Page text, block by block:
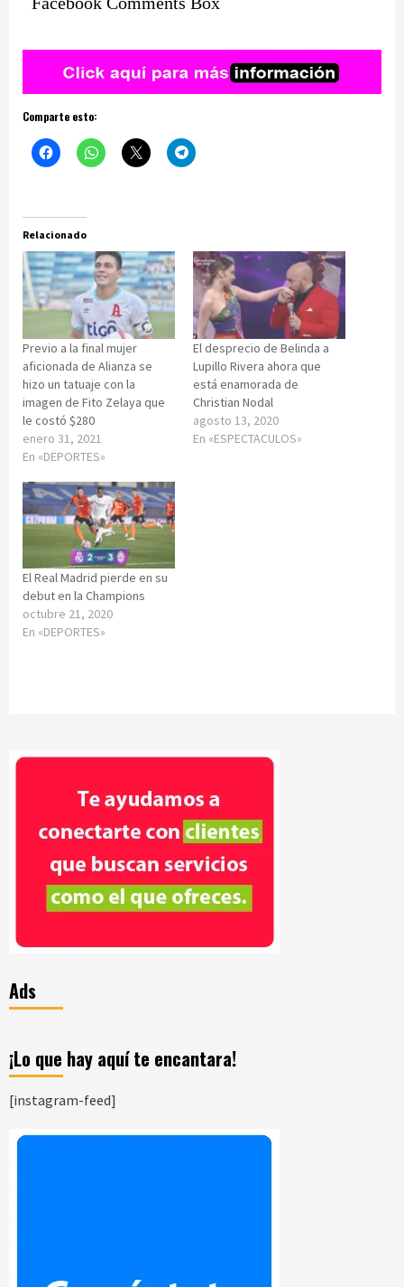
Comparte esto:
Relacionado
Previo a la final mujer
aficionada de Alianza se
hizo un tatuaje con la
imagen de Fito Zelaya que
le costó $280
enero 31, 2021
En «DEPORTES»
El desprecio de Belinda a
Lupillo Rivera ahora que
está enamorada de
Christian Nodal
agosto 13, 2020
En «ESPECTACULOS»
El Real Madrid pierde en su
debut en la Champions
octubre 21, 2020
En «DEPORTES»
Ads
¡Lo que hay aquí te encantara!
[instagram-feed]